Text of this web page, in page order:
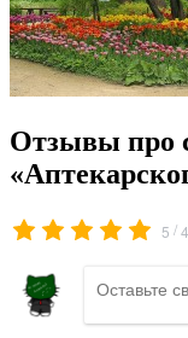
Отзывы про
5 /4